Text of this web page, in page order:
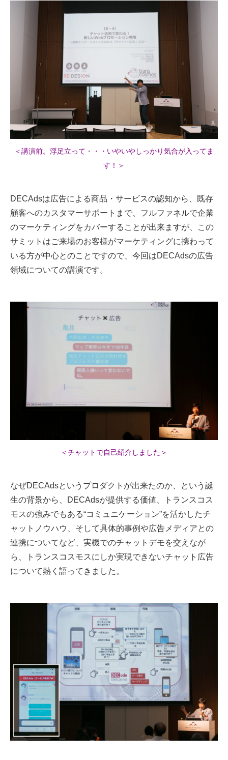
＜講演前。浮足立って・・・いやいやしっかり気合が入ってま
す！＞
DECAdsは広告による商品・サービスの認知から、既存
顧客へのカスタマーサポートまで、フルファネルで企業
のマーケティングをカバーすることが出来ますが、この
サミットはご来場のお客様がマーケティングに携わって
いる方が中心とのことですので、今回はDECAdsの広告
領域についての講演です。
＜チャットで自己紹介しました＞
なぜDECAdsというプロダクトが出来たのか、という誕
生の背景から、DECAdsが提供する価値、トランスコス
モスの強みでもある“コミュニケーション”を活かしたチ
ャットノウハウ、そして具体的事例や広告メディアとの
連携についてなど、実機でのチャットデモを交えなが
ら、トランスコスモスにしか実現できないチャット広告
について熱く語ってきました。